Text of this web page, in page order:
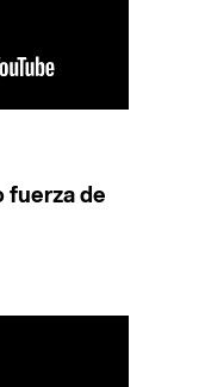
fuerza de